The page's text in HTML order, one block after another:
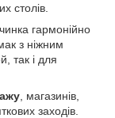
столів.
гармонійно
з ніжним
так і для
, магазинів,
заходів.